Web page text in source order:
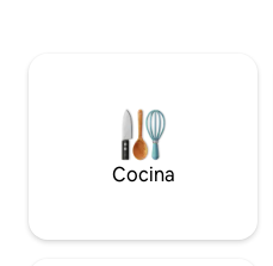
Cocina